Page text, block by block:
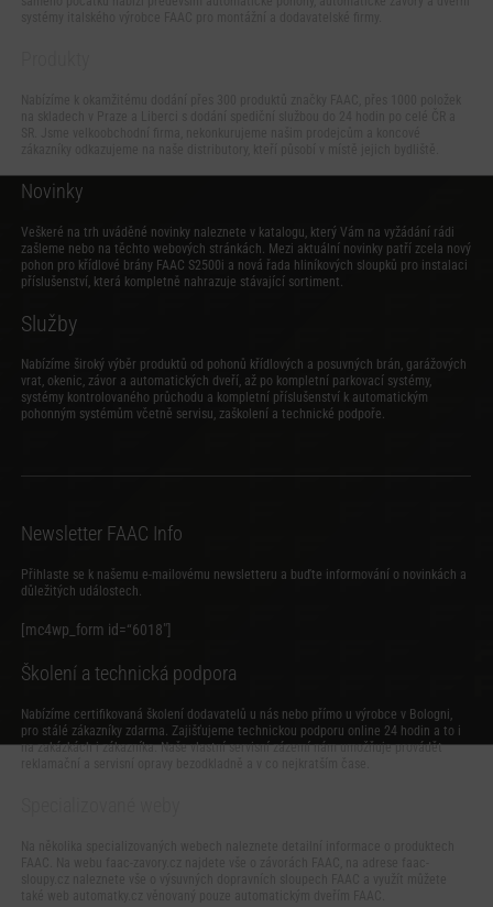
Novinky
Veškeré na trh uváděné novinky naleznete v katalogu, který Vám na vyžádání rádi
zašleme nebo na těchto webových stránkách. Mezi aktuální novinky patří zcela nový
pohon pro křídlové brány FAAC S2500i a nová řada hliníkových sloupků pro instalaci
příslušenství, která kompletně nahrazuje stávající sortiment.
Služby
Nabízíme široký výběr produktů od pohonů křídlových a posuvných brán, garážových
vrat, okenic, závor a automatických dveří, až po kompletní parkovací systémy,
systémy kontrolovaného průchodu a kompletní příslušenství k automatickým
pohonným systémům včetně servisu, zaškolení a technické podpoře.
Newsletter FAAC Info
Přihlaste se k našemu e-mailovému newsletteru a buďte informování o novinkách a
důležitých událostech.
[mc4wp_form id=“6018″]
Školení a technická podpora
Nabízíme certifikovaná školení dodavatelů u nás nebo přímo u výrobce v Bologni,
pro stálé zákazníky zdarma. Zajišťujeme technickou podporu online 24 hodin a to i
na zakázkách i zákazníka. Naše vlastní servisní zázemí nám umožňuje provádět